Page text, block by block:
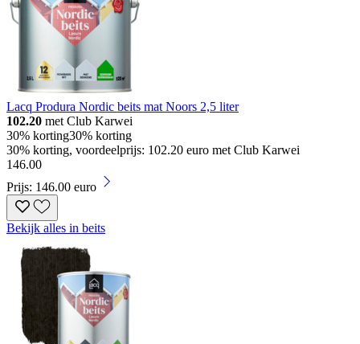
Lacq Produra Nordic beits mat Noors 2,5 liter
102.20 met Club Karwei
30% korting30% korting
30% korting, voordeelprijs: 102.20 euro met Club Karwei
146.00
Prijs: 146.00 euro
Bekijk alles in beits